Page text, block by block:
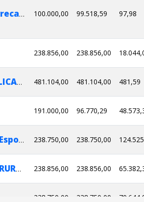
Aquisicao de insumos( calcario) para correcao do solo, para o Municipio de Atalaia. 100.000,00 99.518,59 97,98
238.856,00 238.856,00
PAVIMENTACAO ASFALTICA EM VIAS PUBLICAS 481.104,00 481.104,00 481,59
191.000,00 96.770,29
Ampliacao e Recuperacao do Ginasio de Esportes do Municipio de Atalaia. 238.750,00 238.750,00
PAVIMENTACAO ASFALTICA EM ESTRADA RURAL VICINAL 238.856,00 238.856,00
238.750,00 238.750,00